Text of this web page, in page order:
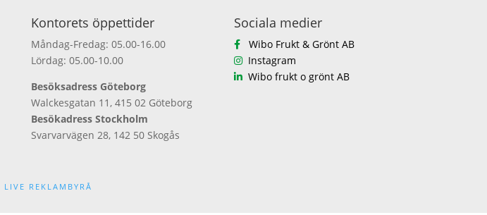
Kontorets öppettider
Måndag-Fredag: 05.00-16.00
Lördag: 05.00-10.00
Besöksadress Göteborg
Walckesgatan 11, 415 02 Göteborg
Besökadress Stockholm
Svarvarvägen 28, 142 50 Skogås
Sociala medier
Wibo Frukt & Grönt AB
Instagram
Wibo frukt o grönt AB
LIVE REKLAMBYRÅ